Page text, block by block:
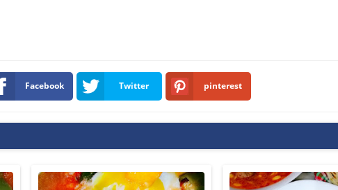
Facebook Twitter pinterest